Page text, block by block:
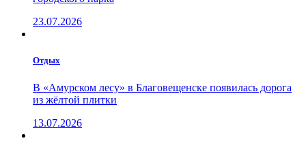
23.07.2026
Отдых
В «Амурском лесу» в Благовещенске появилась дорога
из жёлтой плитки
13.07.2026